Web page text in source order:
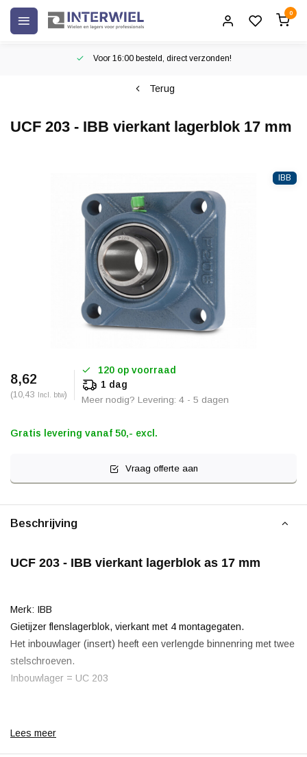
0
Voor 16:00 besteld, direct verzonden!
Terug
UCF 203 - IBB vierkant lagerblok 17 mm
IBB
8,62
(10,43 Incl. btw)
120 op voorraad
1 dag
Meer nodig? Levering: 4 - 5 dagen
Gratis levering vanaf 50,- excl.
Vraag offerte aan
Beschrijving
UCF 203 - IBB vierkant lagerblok as 17 mm
Merk: IBB
Gietijzer flenslagerblok, vierkant met 4 montagegaten.
Het inbouwlager (insert) heeft een verlengde binnenring met twee
stelschroeven.
Inbouwlager = UC 203
Lees meer